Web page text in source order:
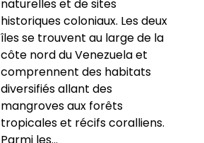
naturelles et de sites
historiques coloniaux. Les deux
îles se trouvent au large de la
côte nord du Venezuela et
comprennent des habitats
diversifiés allant des
mangroves aux forêts
tropicales et récifs coralliens.
Parmi les...